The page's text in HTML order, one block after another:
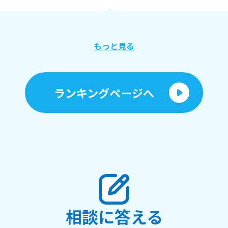
れてありがとうございました
もっと見る
ランキングページへ
相談に答える